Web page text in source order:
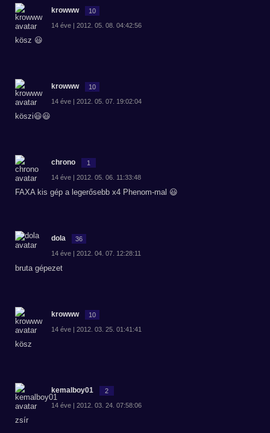
krowww 10
14 éve | 2012. 05. 08. 04:42:56
kösz 😃
krowww 10
14 éve | 2012. 05. 07. 19:02:04
köszi😃😃
chrono 1
14 éve | 2012. 05. 06. 11:33:48
FAXA kis gép a legerősebb x4 Phenom-mal 😃
dola 36
14 éve | 2012. 04. 07. 12:28:11
bruta gépezet
krowww 10
14 éve | 2012. 03. 25. 01:41:41
kösz
kemalboy01 2
14 éve | 2012. 03. 24. 07:58:06
zsír